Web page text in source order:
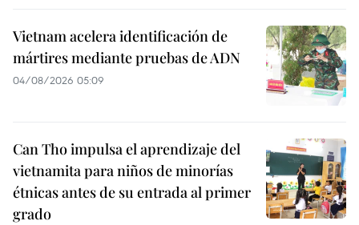
Vietnam acelera identificación de
mártires mediante pruebas de ADN
04/08/2026 05:09
Can Tho impulsa el aprendizaje del
vietnamita para niños de minorías
étnicas antes de su entrada al primer
grado